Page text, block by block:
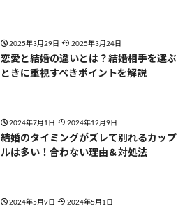
2025年3月29日 2025年3月24日
恋愛と結婚の違いとは？結婚相手を選ぶ
ときに重視すべきポイントを解説
2024年7月1日 2024年12月9日
結婚のタイミングがズレて別れるカップ
ルは多い！合わない理由＆対処法
2024年5月9日 2024年5月1日